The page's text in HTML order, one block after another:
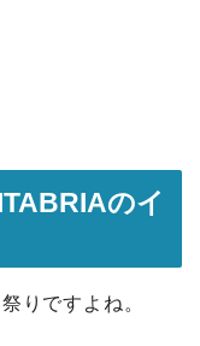
のイ
りですよね。